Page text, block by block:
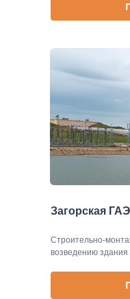
Строительно-
возведению
Загорская